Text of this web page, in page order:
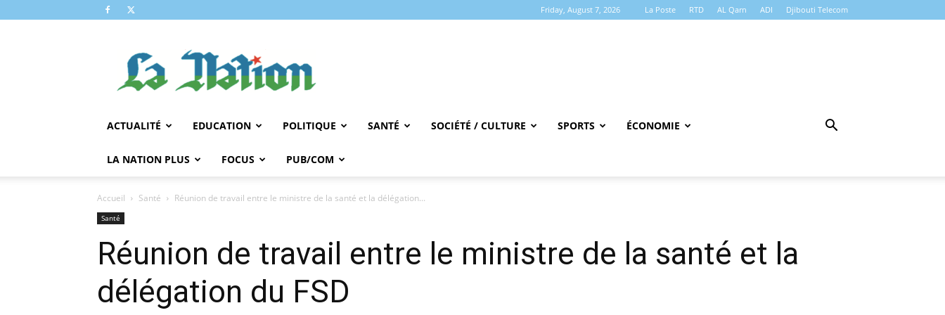
Friday, August 7, 2026 La Poste RTD AL Qarn ADI Djibouti Telecom
NATION
ACTUALITÉ EDUCATION POLITIQUE SANTÉ SOCIÉTÉ / CULTURE SPORTS ÉCONOMIE
LA NATION PLUS FOCUS PUB/COM
Accueil Santé Réunion de travail entre le ministre de la santé et la délégation...
Santé
Réunion de travail entre le ministre de la santé et la
délégation du FSD